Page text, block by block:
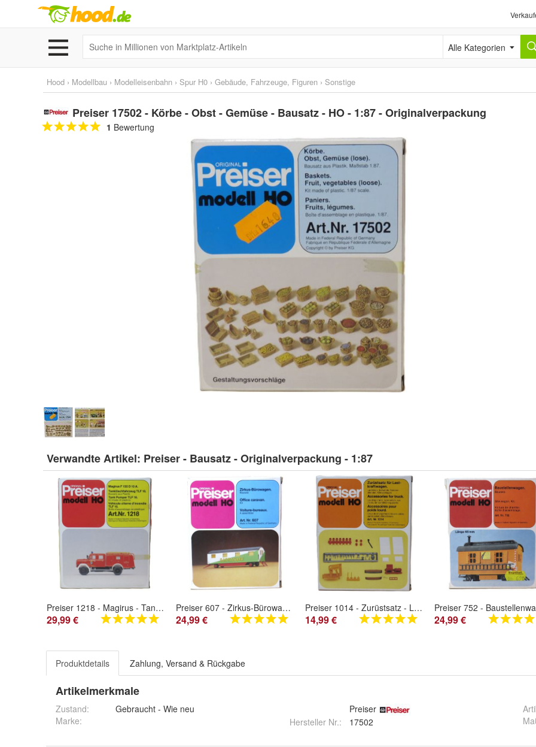
Alle Kategorien
Hood › Modellbau › Modelleisenbahn › Spur H0 › Gebäude, Fahrzeuge, Figuren › Sonstige
Preiser 17502 - Körbe - Obst - Gemüse - Bausatz - HO - 1:87 - Originalverpackung
1 Bewertung
Verwandte Artikel: Preiser - Bausatz - Originalverpackung - 1:87
Preiser 1218 - Magirus - Tanklöschfahrzeug - Bausatz - HO - 1:87 - Originalverpackung
29,99 €
Preiser 607 - Zirkus-Bürowagen - Bausatz - HO - 1:87 - Originalverpackung
24,99 €
Preiser 1014 - Zurüstsatz - Lastkraftwagen - Bausatz - HO - 1:87 - Originalverpackung
14,99 € 24,99 €
Produktdetails Zahlung, Versand & Rückgabe
Artikelmerkmale
Zustand:
Gebraucht - Wie neu
Marke:
Preiser
Hersteller Nr.:
17502